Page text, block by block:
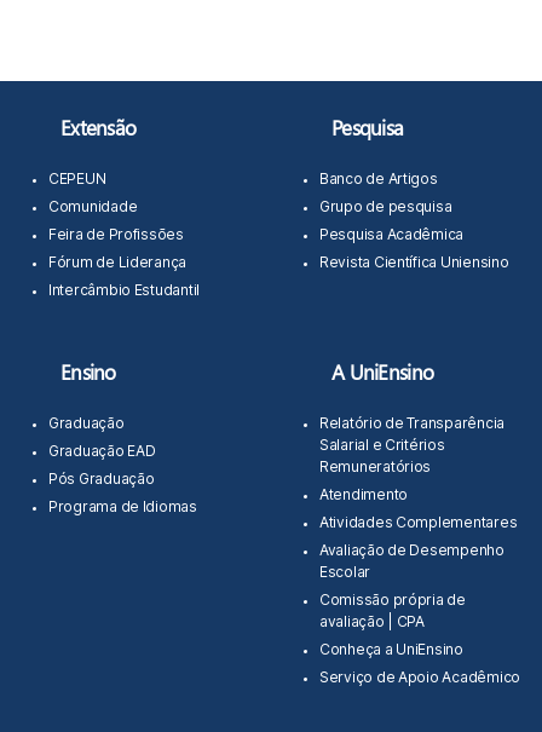
Extensão
CEPEUN
Comunidade
Feira de Profissões
Fórum de Liderança
Intercâmbio Estudantil
Pesquisa
Banco de Artigos
Grupo de pesquisa
Pesquisa Acadêmica
Revista Científica Uniensino
Ensino
Graduação
Graduação EAD
Pós Graduação
Programa de Idiomas
A UniEnsino
Relatório de Transparência
Salarial e Critérios
Remuneratórios
Atendimento
Atividades Complementares
Avaliação de Desempenho
Escolar
Comissão própria de
avaliação | CPA
Conheça a UniEnsino
Serviço de Apoio Acadêmico